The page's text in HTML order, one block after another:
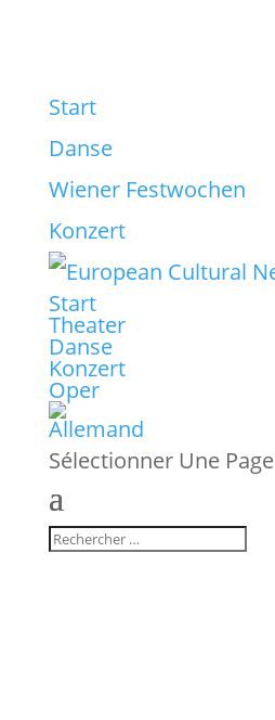
Start
Danse
Wiener Festwochen
Konzert
Start
Theater
Danse
Konzert
Oper
Sélectionner Une Page